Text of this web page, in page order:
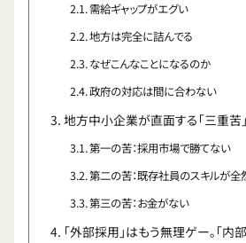
需給ギャップがエグい
地方は完全に詰んでる
なぜこんなことになるのか
政府の対応は間に合わない
地方中小企業が直面する「三重苦」
第一の苦：採用市場で勝てない
第二の苦：既存社員のスキルが全
第三の苦：お金がない
「外部採用」はもう無理ゲー。「内